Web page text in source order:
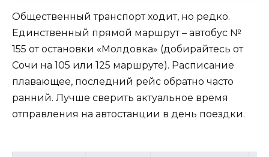
Общественный транспорт ходит, но редко.
Единственный прямой маршрут – автобус №
155 от остановки «Молдовка» (добирайтесь от
Сочи на 105 или 125 маршруте). Расписание
плавающее, последний рейс обратно часто
ранний. Лучше сверить актуальное время
отправления на автостанции в день поездки.